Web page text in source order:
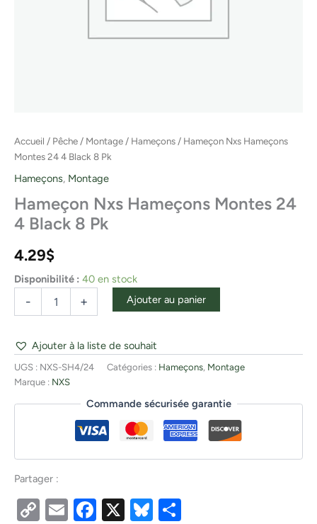
Accueil / Pêche / Montage / Hameçons / Hameçon Nxs Hameçons
Montes 24 4 Black 8 Pk
Hameçons, Montage
Hameçon Nxs Hameçons Montes 24
4 Black 8 Pk
4.29$
Disponibilité : 40 en stock
- + Ajouter au panier
Ajouter à la liste de souhait
UGS : NXS-SH4/24 Catégories : Hameçons, Montage
Marque : NXS
Commande sécurisée garantie
Partager :
CopyEmailFacebook
X Bluesky